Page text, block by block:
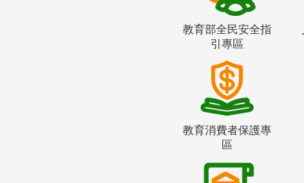
教育部全民安全指
引專區
教育消費者保護專
區